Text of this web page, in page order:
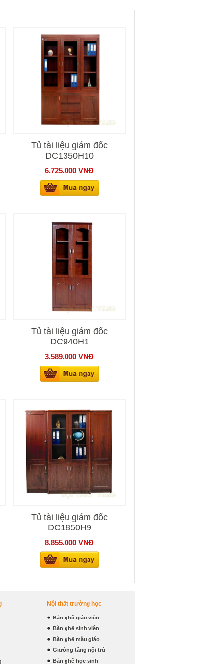
Tủ tài liệu giám đốc
DC1350H10
6.725.000 VNĐ
Tủ tài liệu giám đốc
DC940H1
3.589.000 VNĐ
Tủ tài liệu giám đốc
DC1850H9
8.855.000 VNĐ
Nội thất trường học
Bàn ghế giáo viên
Bàn ghế sinh viên
Bàn ghế mẫu giáo
Giường tầng nội trú
Bàn ghế học sinh